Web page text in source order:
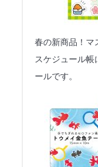
春の新商品！マ
スケジュール帳
ールです。